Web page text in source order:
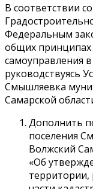
В соответствии
Федеральным
общих принципах
самоуправления
руководствуясь
Смышляевка
Самарской
Дополнить
поселения
Волжский
«Об